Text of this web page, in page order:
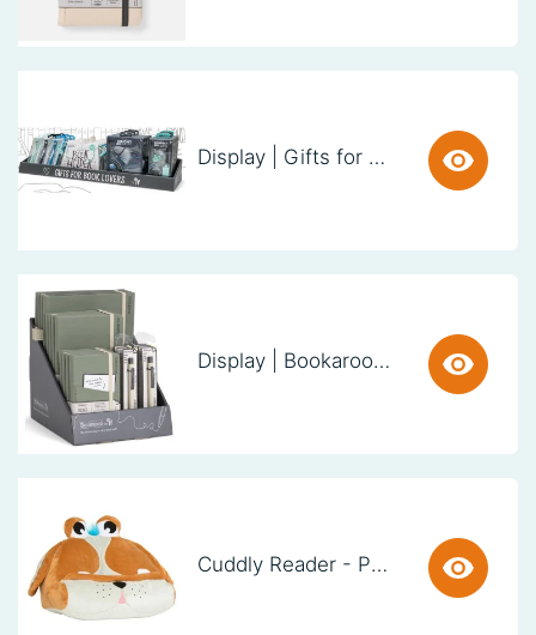
Display | Gifts for Book Lovers (60cm)
Display | Bookaroo Notebook & Pen - Fern
Cuddly Reader - Puppy Pete